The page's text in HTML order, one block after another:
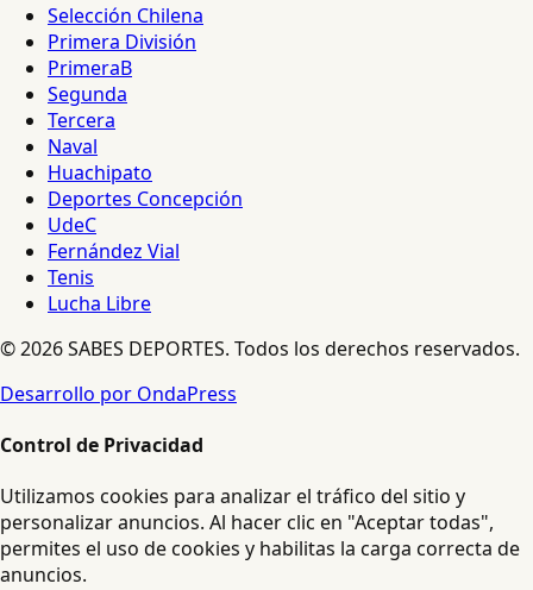
Selección Chilena
Primera División
PrimeraB
Segunda
Tercera
Naval
Huachipato
Deportes Concepción
UdeC
Fernández Vial
Tenis
Lucha Libre
© 2026 SABES DEPORTES. Todos los derechos reservados.
Desarrollo por OndaPress
Control de Privacidad
Utilizamos cookies para analizar el tráfico del sitio y
personalizar anuncios. Al hacer clic en "Aceptar todas",
permites el uso de cookies y habilitas la carga correcta de
anuncios.